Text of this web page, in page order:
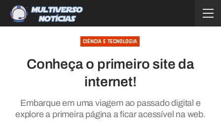
CIÊNCIA E TECNOLOGIA
Conheça o primeiro site da
internet!
Embarque em uma viagem ao passado digital e
explore a primeira página a ficar acessível na web.